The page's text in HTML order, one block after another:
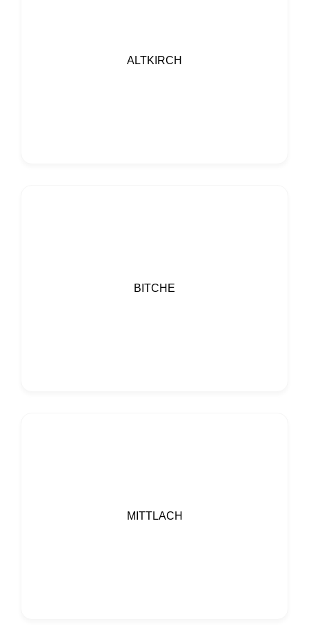
ALTKIRCH
BITCHE
MITTLACH